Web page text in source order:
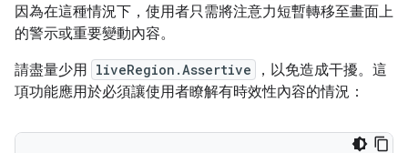
因為在這種情況下，使用者只需將注意力短暫轉移至畫面上
的警示或重要變動內容。
請盡量少用 liveRegion.Assertive
，以免造成干擾。這
項功能應用於必須讓使用者瞭解有時效性內容的情況：